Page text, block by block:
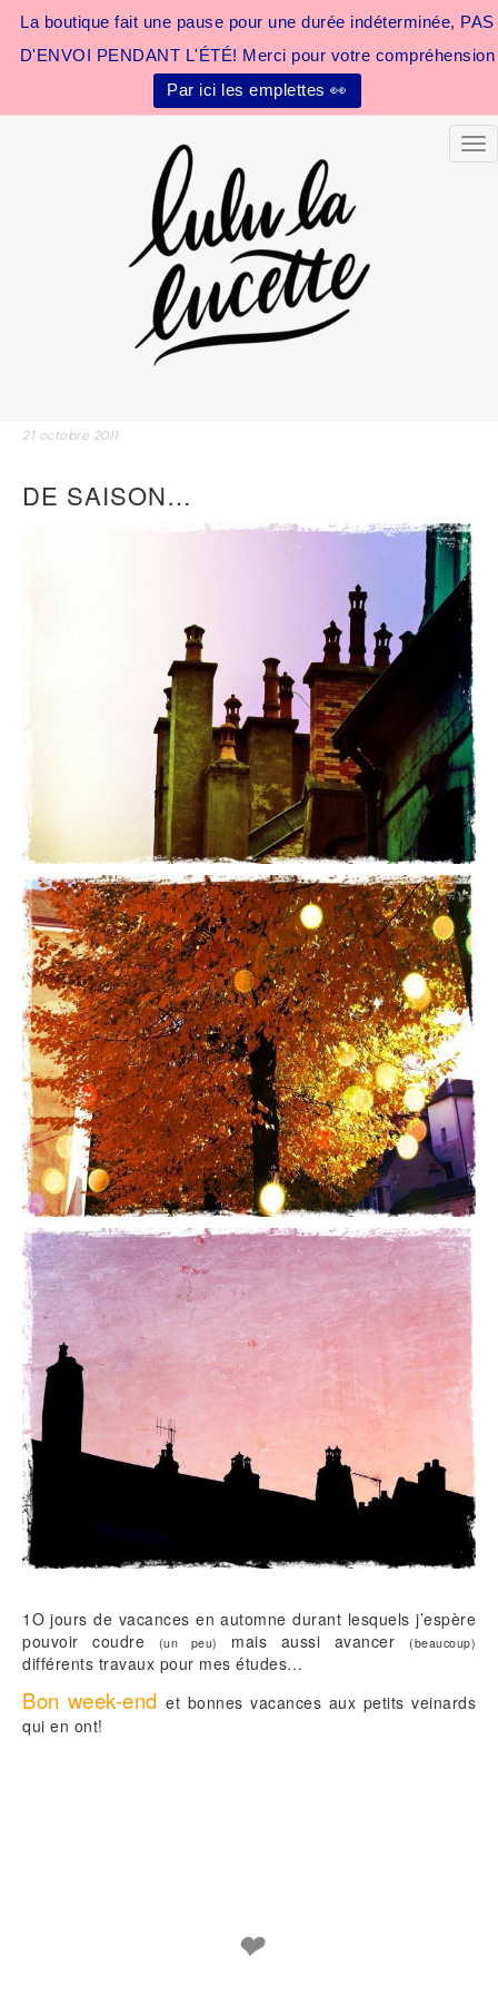
La boutique fait une pause pour une durée indéterminée, PAS
D'ENVOI PENDANT L'ÉTÉ! Merci pour votre compréhension
Par ici les emplettes 👀
21 octobre 2011
DE SAISON…
1O jours de vacances en automne durant lesquels j’espère
pouvoir coudre
(un peu) mais aussi avancer(beaucoup)
différents travaux pour mes études…
Bon week-endet bonnes vacances aux petits veinards
qui en ont!
❤